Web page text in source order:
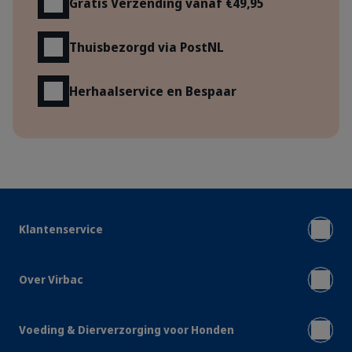
Thuisbezorgd via PostNL
Herhaalservice en Bespaar
Klantenservice
Over Virbac
Voeding & Dierverzorging voor Honden